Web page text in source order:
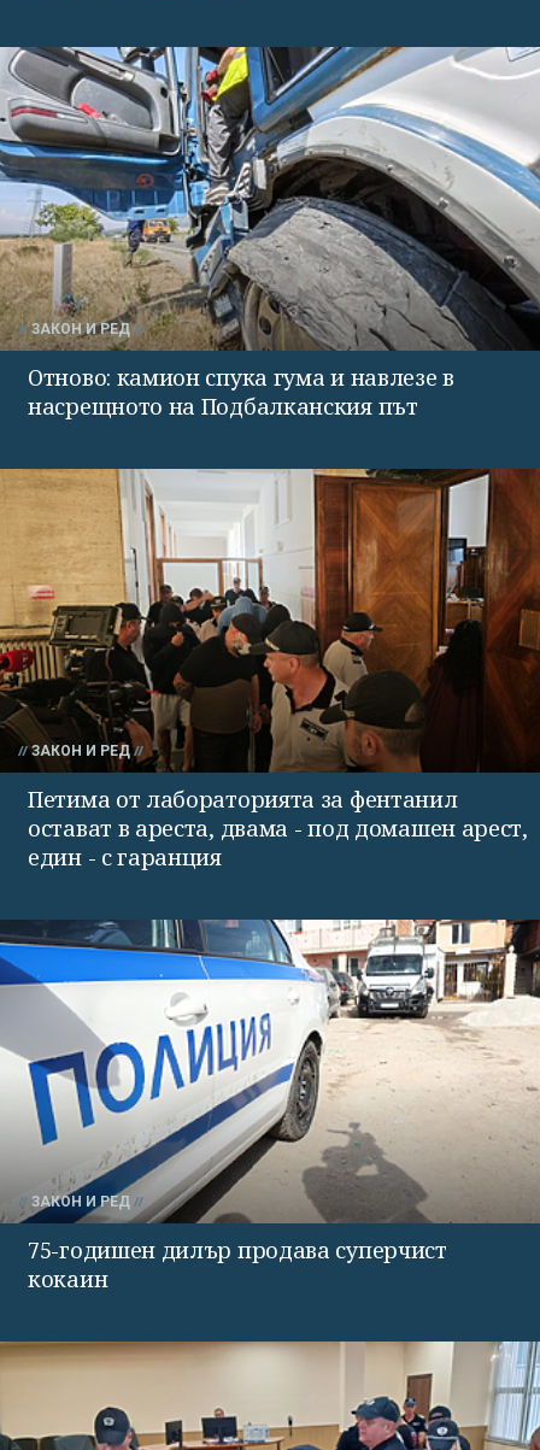
ЗАКОН И РЕД
Отново: камион спука гума и навлезе в
насрещното на Подбалканския път
ЗАКОН И РЕД
Петима от лабораторията за фентанил
остават в ареста, двама - под домашен арест,
един - с гаранция
ЗАКОН И РЕД
75-годишен дилър продава суперчист
кокаин